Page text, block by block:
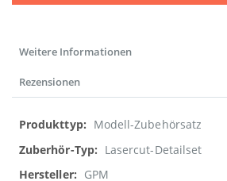
Weitere Informationen
Rezensionen
Weitere
Informationen
Modell-Zubehörsatz
Lasercut-Detailset
GPM